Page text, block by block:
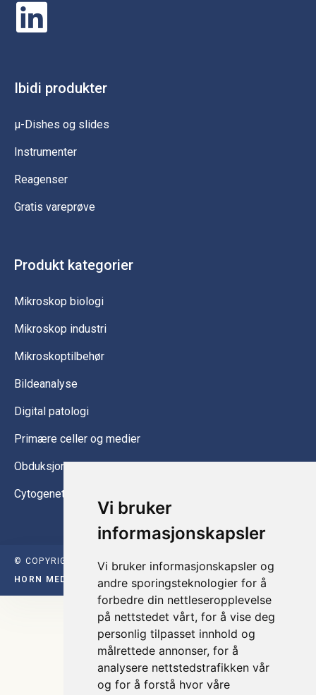
Vi bruker
informasjonskapsler
Vi bruker informasjonskapsler og
andre sporingsteknologier for å
forbedre din nettleseropplevelse
på nettstedet vårt, for å vise deg
personlig tilpasset innhold og
målrettede annonser, for å
analysere nettstedstrafikken vår
og for å forstå hvor våre
Ibidi produkter
µ-Dishes og slides
Instrumenter
Reagenser
Gratis vareprøve
Produkt kategorier
Mikroskop biologi
Mikroskop industri
Mikroskoptilbehør
Bildeanalyse
Digital patologi
Primære celler og medier
Obduksjonsutstyr
Cytogenetikk
© COPYRIGHT INTER INSTRUMENT 2026 | DESIGNET AV
HORN MEDIA 2021